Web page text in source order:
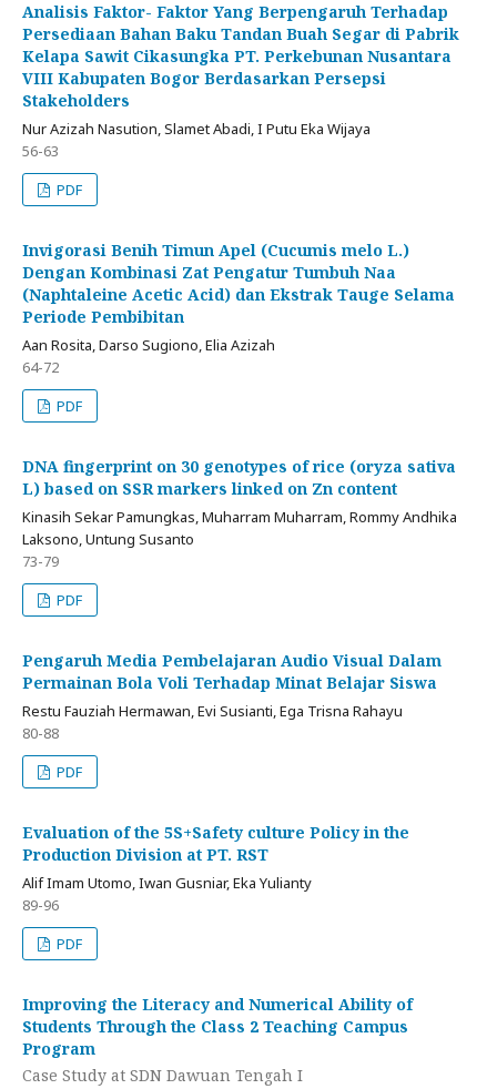
Analisis Faktor- Faktor Yang Berpengaruh Terhadap
Persediaan Bahan Baku Tandan Buah Segar di Pabrik
Kelapa Sawit Cikasungka PT. Perkebunan Nusantara
VIII Kabupaten Bogor Berdasarkan Persepsi
Stakeholders
Nur Azizah Nasution, Slamet Abadi, I Putu Eka Wijaya
56-63
PDF
Invigorasi Benih Timun Apel (Cucumis melo L.)
Dengan Kombinasi Zat Pengatur Tumbuh Naa
(Naphtaleine Acetic Acid) dan Ekstrak Tauge Selama
Periode Pembibitan
Aan Rosita, Darso Sugiono, Elia Azizah
64-72
PDF
DNA fingerprint on 30 genotypes of rice (oryza sativa
L) based on SSR markers linked on Zn content
Kinasih Sekar Pamungkas, Muharram Muharram, Rommy Andhika
Laksono, Untung Susanto
73-79
PDF
Pengaruh Media Pembelajaran Audio Visual Dalam
Permainan Bola Voli Terhadap Minat Belajar Siswa
Restu Fauziah Hermawan, Evi Susianti, Ega Trisna Rahayu
80-88
PDF
Evaluation of the 5S+Safety culture Policy in the
Production Division at PT. RST
Alif Imam Utomo, Iwan Gusniar, Eka Yulianty
89-96
PDF
Improving the Literacy and Numerical Ability of
Students Through the Class 2 Teaching Campus
Program
Case Study at SDN Dawuan Tengah I